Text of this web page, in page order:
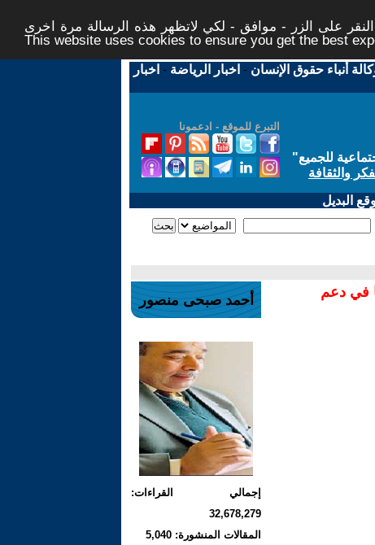
على الزر - موافق - لكي لاتظهر هذه الرسالة مرة اخرى -
This website uses cookies to ensure you get the best
أنباء حقوق الإنسان - اخبار الرياضة - اخبار
التبرع للموقع - ادعمونا
للجميع"
والثقافة
البديل
في دعم
أحمد صبحى منصور
إجمالي القراءات:
32,678,279
المقالات المنشورة: 5,040